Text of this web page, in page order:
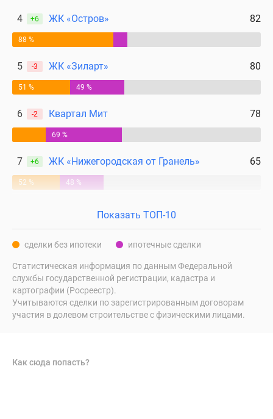
4 +6 ЖК «Остров» 82
88 %
5 -3 ЖК «Зиларт» 80
51 % 49 %
6 -2 Квартал Мит 78
69 %
7 +6 ЖК «Нижегородская от Гранель» 65
52 % 48 %
Показать ТОП-10
сделки без ипотеки ипотечные сделки
Статистическая информация по данным Федеральной
службы государственной регистрации, кадастра и
картографии (Росреестр).
Учитываются сделки по зарегистрированным договорам
участия в долевом строительстве с физическими лицами.
Как сюда попасть?